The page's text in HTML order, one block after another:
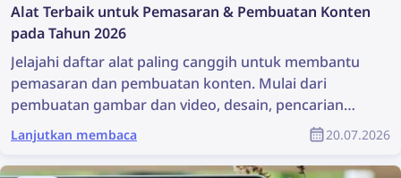
Alat Terbaik untuk Pemasaran & Pembuatan Konten
pada Tahun 2026
Jelajahi daftar alat paling canggih untuk membantu
pemasaran dan pembuatan konten. Mulai dari
pembuatan gambar dan video, desain, pencarian
konten, hingga perlindungan hak cipta, alat-alat ini
dapat sangat membantu setiap tim pemasaran.
Artikel ini berisi daftar lengkap alat pemasaran dan
Lanjutkan membaca 20.07.2026